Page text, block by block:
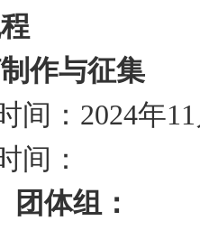
制作与征集
间：2024年
间：
团体组：